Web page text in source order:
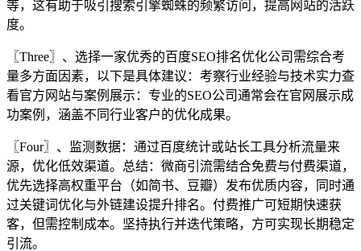
等，这有助于吸引搜索引擎蜘蛛的频繁访问，提高网站的活跃
度。
〖Three〗、选择一家优秀的百度SEO排名优化公司需综合考
量多方面因素，以下是具体建议：考察行业经验与技术实力查
看官方网站与案例展示：专业的SEO公司通常会在官网展示成
功案例，涵盖不同行业客户的优化成果。
〖Four〗、监测数据：通过百度统计或站长工具分析流量来
源，优化低效渠道。总结：微商引流需结合免费与付费渠道，
优先选择高权重平台（如简书、豆瓣）发布优质内容，同时通
过关键词优化与外链建设提升排名。付费推广可短期快速获
客，但需控制成本。坚持执行并迭代策略，方可实现长期稳定
引流。